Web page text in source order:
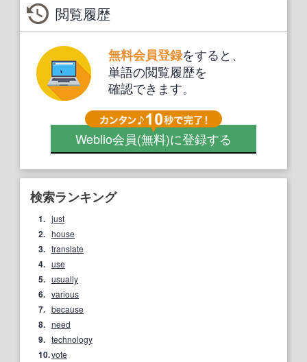
閲覧履歴
無料会員登録をすると、
単語の閲覧履歴を
確認できます。
Weblio会員(無料)に登録する
検索ランキング
1. just
2. house
3. translate
4. use
5. usually
6. various
7. because
8. need
9. technology
10.vote